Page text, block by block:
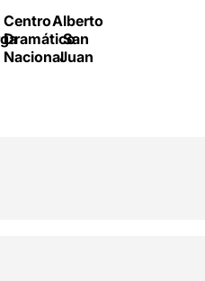
Centro
Dramático
Nacional
Alberto
San
Juan